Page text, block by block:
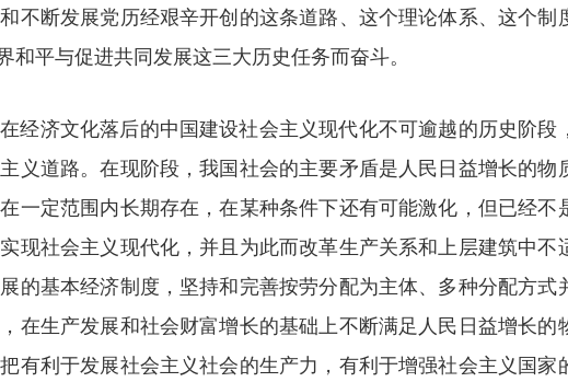
不断发展党历经艰辛开创的这条道路、这个理论体系、这个
平与促进共同发展这三大历史任务而奋斗。
经济文化落后的中国建设社会主义现代化不可逾越的历史阶
义道路。在现阶段，我国社会的主要矛盾是人民日益增长的物
一定范围内长期存在，在某种条件下还有可能激化，但已经
社会主义现代化，并且为此而改革生产关系和上层建筑中不
的基本经济制度，坚持和完善按劳分配为主体、多种分配方
在生产发展和社会财富增长的基础上不断满足人民日益增长
有利于发展社会主义社会的生产力，有利于增强社会主义国